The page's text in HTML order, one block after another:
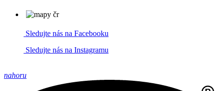
Sledujte nás na Facebooku
Sledujte nás na Instagramu
nahoru